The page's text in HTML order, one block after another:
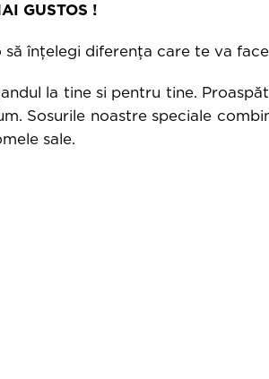
GUSTOS !
să înțelegi diferența care te va
la tine si pentru tine.
Sosurile noastre speciale
sale.